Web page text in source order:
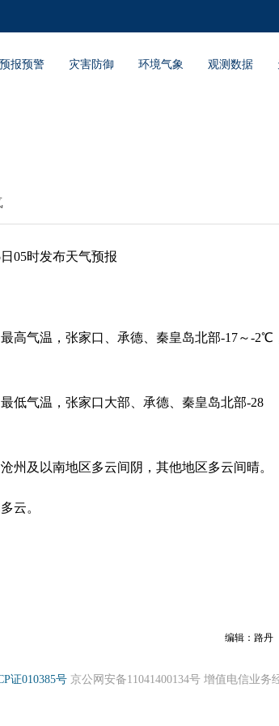
预报预警 灾害防御 环境气象 观测数据
05时发布天气预报
气温，张家口、承德、秦皇岛北部-17～-2℃
气温，张家口大部、承德、秦皇岛北部-28
及以南地区多云间阴，其他地区多云间晴。
云。
编辑：路丹
证010385号 京公网安备11041400134号 增值电信业务